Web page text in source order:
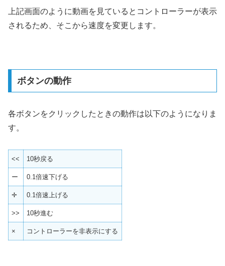
上記画面のように動画を見ているとコントローラーが表示
されるため、そこから速度を変更します。
ボタンの動作
各ボタンをクリックしたときの動作は以下のようになりま
す。
<< 10秒戻る
ー 0.1倍速下げる
✛ 0.1倍速上げる
>> 10秒進む
× コントローラーを非表示にする